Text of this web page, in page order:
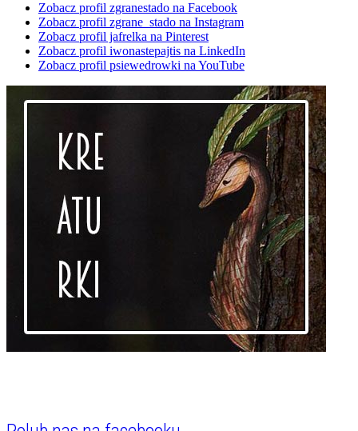
Zobacz profil zgranestado na Facebook
Zobacz profil zgrane_stado na Instagram
Zobacz profil jafrelka na Pinterest
Zobacz profil iwonastepajtis na LinkedIn
Zobacz profil psiewedrowki na YouTube